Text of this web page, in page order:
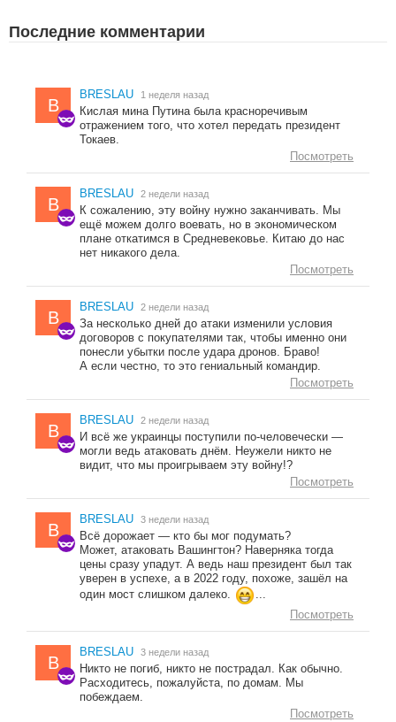
Последние комментарии
B
BRESLAU 1 неделя назад
Кислая мина Путина была красноречивым
отражением того, что хотел передать президент
Токаев.
Посмотреть
B
BRESLAU 2 недели назад
К сожалению, эту войну нужно заканчивать. Мы
ещё можем долго воевать, но в экономическом
плане откатимся в Средневековье. Китаю до нас
нет никакого дела.
Посмотреть
B
BRESLAU 2 недели назад
За несколько дней до атаки изменили условия
договоров с покупателями так, чтобы именно они
понесли убытки после удара дронов. Браво!
А если честно, то это гениальный командир.
Посмотреть
B
BRESLAU 2 недели назад
И всё же украинцы поступили по-человечески —
могли ведь атаковать днём. Неужели никто не
видит, что мы проигрываем эту войну!?
Посмотреть
B
BRESLAU 3 недели назад
Всё дорожает — кто бы мог подумать?
Может, атаковать Вашингтон? Наверняка тогда
цены сразу упадут. А ведь наш президент был так
уверен в успехе, а в 2022 году, похоже, зашёл на
один мост слишком далеко.
...
Посмотреть
B
BRESLAU 3 недели назад
Никто не погиб, никто не пострадал. Как обычно.
Расходитесь, пожалуйста, по домам. Мы
побеждаем.
Посмотреть